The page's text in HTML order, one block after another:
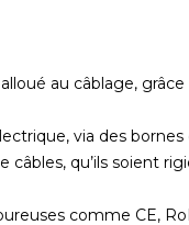
au câblage,
via des
qu’ils soient
comme CE,